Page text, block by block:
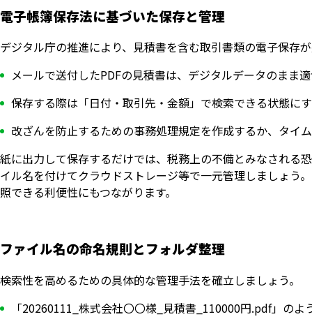
電子帳簿保存法に基づいた保存と管理
デジタル庁の推進により、見積書を含む取引書類の電子保存
メールで送付したPDFの見積書は、デジタルデータのまま
保存する際は「日付・取引先・金額」で検索できる状態に
改ざんを防止するための事務処理規定を作成するか、タイ
紙に出力して保存するだけでは、税務上の不備とみなされる
イル名を付けてクラウドストレージ等で一元管理しましょう
照できる利便性にもつながります。
ファイル名の命名規則とフォルダ整理
検索性を高めるための具体的な管理手法を確立しましょう。
「20260111_株式会社〇〇様_見積書_110000円.pdf」のよ